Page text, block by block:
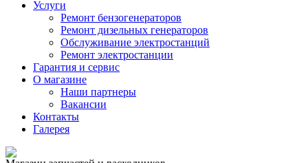
Услуги
Ремонт бензогенераторов
Ремонт дизельных генераторов
Обслуживание электростанций
Ремонт электростанции
Гарантия и сервис
О магазине
Наши партнеры
Вакансии
Контакты
Галерея